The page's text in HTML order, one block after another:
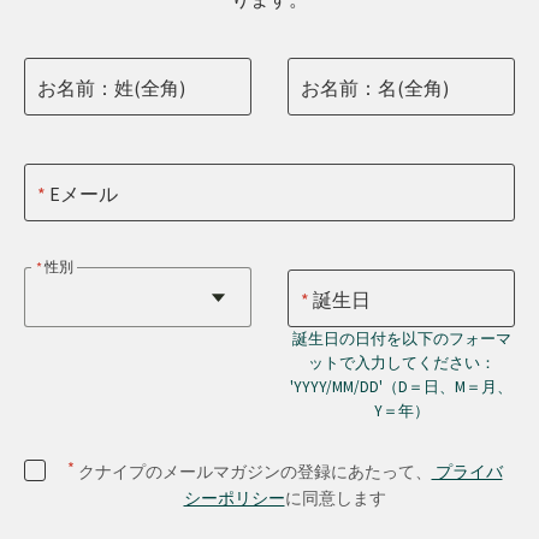
お名前：姓(全角) お名前：名(全角)
Eメール
性別
誕生日
誕生日の日付を以下のフォーマ
ットで入力してください：
'YYYY/MM/DD'（D＝日、M＝月、
Y＝年）
* クナイプのメールマガジンの登録にあたって、
プライバ
シーポリシーに同意します